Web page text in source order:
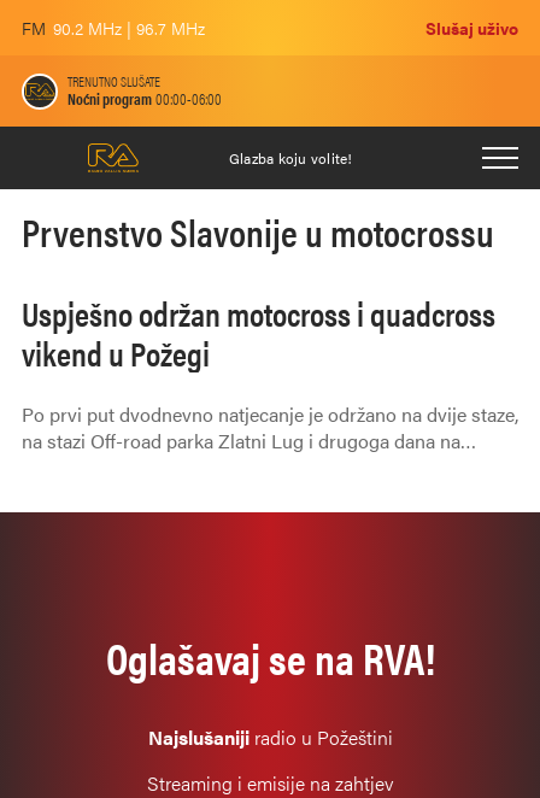
FM 90.2 MHz | 96.7 MHz Slušaj uživo
TRENUTNO SLUŠATE
Noćni program00:00-06:00
Glazba koju volite!
Prvenstvo Slavonije u motocrossu
Uspješno održan motocross i quadcross
vikend u Požegi
Po prvi put dvodnevno natjecanje je održano na dvije staze,
na stazi Off-road parka Zlatni Lug i drugoga dana na
Oglašavaj se na RVA!
Najslušanijiradio u Požeštini
Streaming i emisije na zahtjev